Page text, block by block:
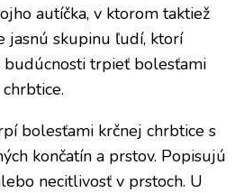
autíčka, v ktorom taktiež
jasnú skupinu ľudí, ktorí
trpieť bolesťami
chrbtice.
bolesťami krčnej chrbtice s
končatín a prstov. Popisujú
necitlivosť v prstoch. U